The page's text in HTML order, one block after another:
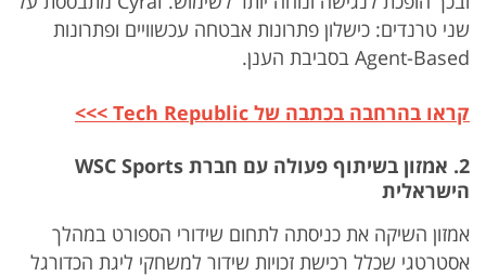
שני טרנדים: כישלון פתרונות אבטחה עכשוויים ופתרונות
Agent-Based בסביבת הענן.
קראו בהרחבה בכתבה של Tech Republic >>>
2. אמזון בשיתוף פעולה עם חברת
WSC Sports
הישראלית
אמזון השיקה את כניסתה לתחום שידורי הספורט במהלך
אסטרטגי שכלל רכישת זכויות שידור למשחקי ליגת הכדורגל